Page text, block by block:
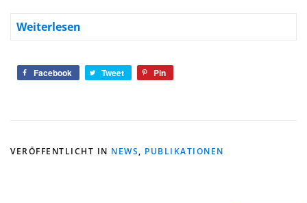
Weiterlesen
Facebook Tweet Pin
VERÖFFENTLICHT IN NEWS, PUBLIKATIONEN